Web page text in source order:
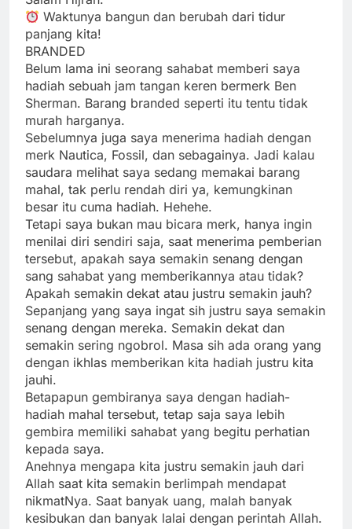
Waktunya bangun dan berubah dari tidur
panjang kita!
BRANDED
Belum lama ini seorang sahabat memberi saya
hadiah sebuah jam tangan keren bermerk Ben
Sherman. Barang branded seperti itu tentu tidak
murah harganya.
Sebelumnya juga saya menerima hadiah dengan
merk Nautica, Fossil, dan sebagainya. Jadi kalau
saudara melihat saya sedang memakai barang
mahal, tak perlu rendah diri ya, kemungkinan
besar itu cuma hadiah. Hehehe.
Tetapi saya bukan mau bicara merk, hanya ingin
menilai diri sendiri saja, saat menerima pemberian
tersebut, apakah saya semakin senang dengan
sang sahabat yang memberikannya atau tidak?
Apakah semakin dekat atau justru semakin jauh?
Sepanjang yang saya ingat sih justru saya semakin
senang dengan mereka. Semakin dekat dan
semakin sering ngobrol. Masa sih ada orang yang
dengan ikhlas memberikan kita hadiah justru kita
jauhi.
Betapapun gembiranya saya dengan hadiah-
hadiah mahal tersebut, tetap saja saya lebih
gembira memiliki sahabat yang begitu perhatian
kepada saya.
Anehnya mengapa kita justru semakin jauh dari
Allah saat kita semakin berlimpah mendapat
nikmatNya. Saat banyak uang, malah banyak
kesibukan dan banyak lalai dengan perintah Allah.